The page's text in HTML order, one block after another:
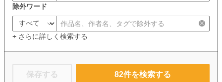
除外ワード
+ さらに詳しく検索する
保存する 82件を検索する